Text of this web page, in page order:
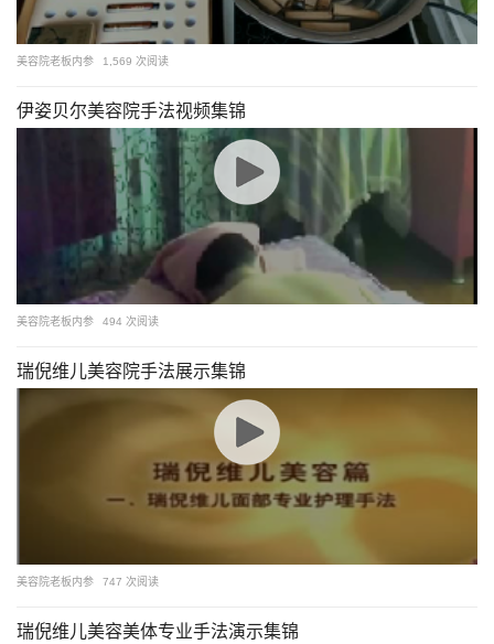
美容院老板内参 1,569 次阅读
伊姿贝尔美容院手法视频集锦
美容院老板内参 494 次阅读
瑞倪维儿美容院手法展示集锦
美容院老板内参 747 次阅读
瑞倪维儿美容美体专业手法演示集锦